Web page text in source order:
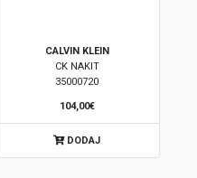
CALVIN KLEIN
CK NAKIT
35000720
104,00€
DODAJ